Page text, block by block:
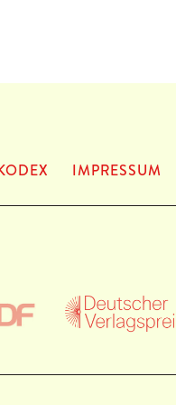
IMPRES­SUM